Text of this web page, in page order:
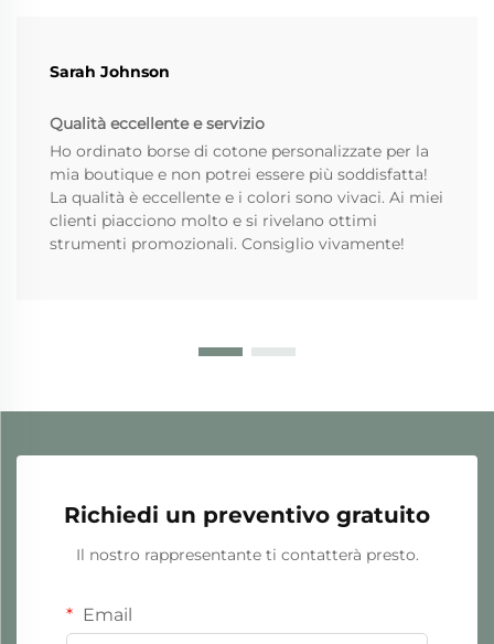
Sarah Johnson
Qualità eccellente e servizio
Ho ordinato borse di cotone personalizzate per la
mia boutique e non potrei essere più soddisfatta!
La qualità è eccellente e i colori sono vivaci. Ai miei
clienti piacciono molto e si rivelano ottimi
strumenti promozionali. Consiglio vivamente!
Richiedi un preventivo gratuito
Il nostro rappresentante ti contatterà presto.
Email